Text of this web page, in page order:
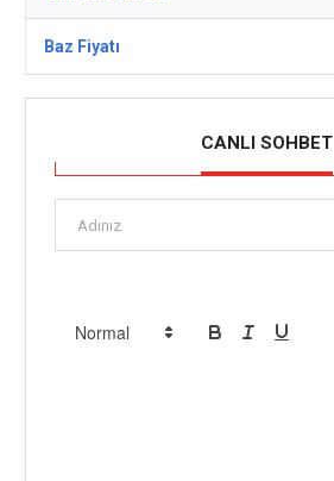
Baz Fiyatı
CANLI SOHBET